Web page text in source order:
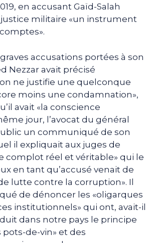
en accusant Gaïd-Salah
justice militaire «un instrument
accusations portées à son
Nezzar avait précisé
ne justifie une quelconque
moins une condamnation»,
avait «la conscience
jour, l’avocat du général
un communiqué de son
il expliquait aux juges de
complot réel et véritable» qui le
en tant qu’accusé venait de
lutte contre la corruption». Il
de dénoncer les «oligarques
institutionnels» qui ont, avait-il
dans notre pays le principe
de-vin» et des